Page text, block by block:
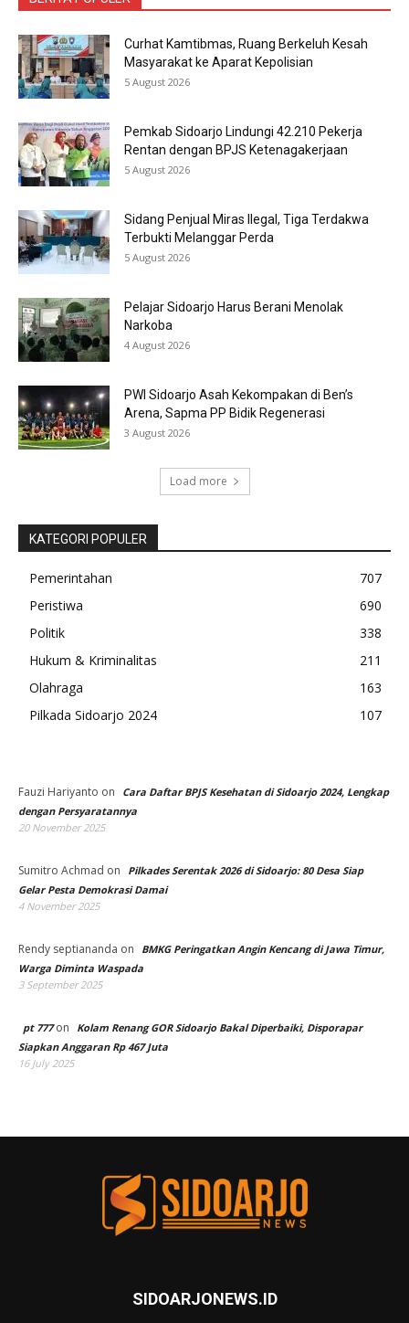
Curhat Kamtibmas, Ruang Berkeluh Kesah
Masyarakat ke Aparat Kepolisian
5 August 2026
Pemkab Sidoarjo Lindungi 42.210 Pekerja
Rentan dengan BPJS Ketenagakerjaan
5 August 2026
Sidang Penjual Miras Ilegal, Tiga Terdakwa
Terbukti Melanggar Perda
5 August 2026
Pelajar Sidoarjo Harus Berani Menolak
Narkoba
4 August 2026
PWI Sidoarjo Asah Kekompakan di Ben’s
Arena, Sapma PP Bidik Regenerasi
3 August 2026
Load more
KATEGORI POPULER
Pemerintahan
707
Peristiwa
690
Politik
338
Hukum & Kriminalitas
211
Olahraga
163
Pilkada Sidoarjo 2024
107
Fauzi Hariyanto on
Cara Daftar BPJS Kesehatan di Sidoarjo 2024, Lengkap
dengan Persyaratannya
20 November 2025
Sumitro Achmad on
Pilkades Serentak 2026 di Sidoarjo: 80 Desa Siap
Gelar Pesta Demokrasi Damai
4 November 2025
Rendy septiananda on
BMKG Peringatkan Angin Kencang di Jawa Timur,
Warga Diminta Waspada
3 September 2025
pt 777on
Kolam Renang GOR Sidoarjo Bakal Diperbaiki, Disporapar
Siapkan Anggaran Rp 467 Juta
16 July 2025
SIDOARJONEWS.ID